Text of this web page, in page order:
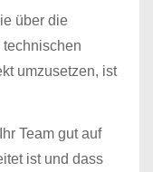
über die
umzusetzen, ist
Team gut auf
ist und dass